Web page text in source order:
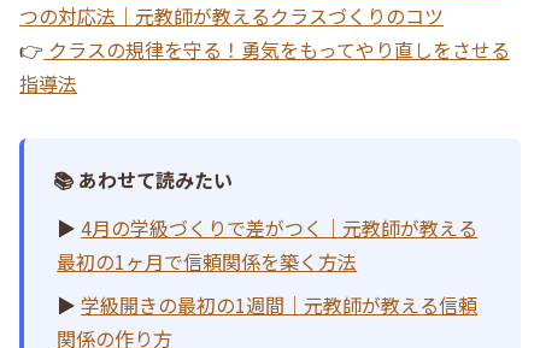
つの対応法｜元教師が教えるクラスづくりのコツ
👉 クラスの規律を守る！勇気をもってやり直しをさせる
指導法
📚 あわせて読みたい
▶4月の学級づくりで差がつく｜元教師が教える
最初の1ヶ月で信頼関係を築く方法
▶学級開きの最初の1週間｜元教師が教える信頼
関係の作り方